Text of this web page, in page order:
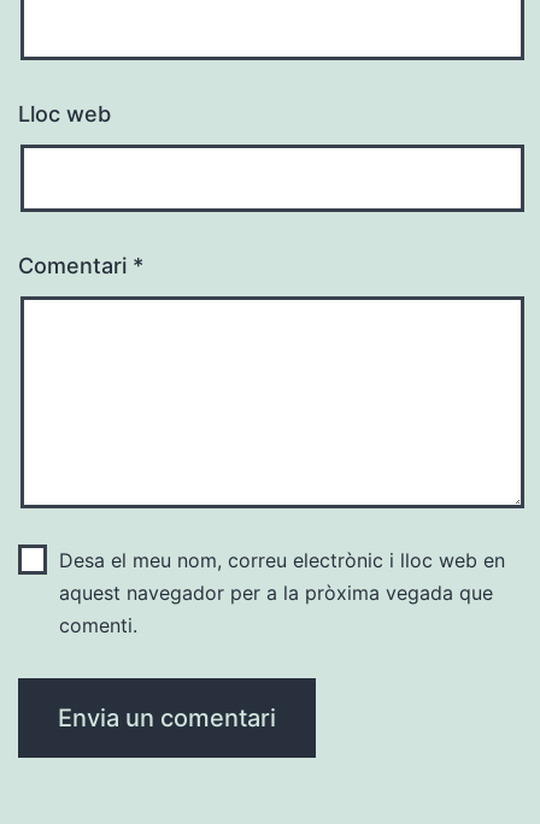
Lloc web
Comentari *
Desa el meu nom, correu electrònic i lloc web en
aquest navegador per a la pròxima vegada que
comenti.